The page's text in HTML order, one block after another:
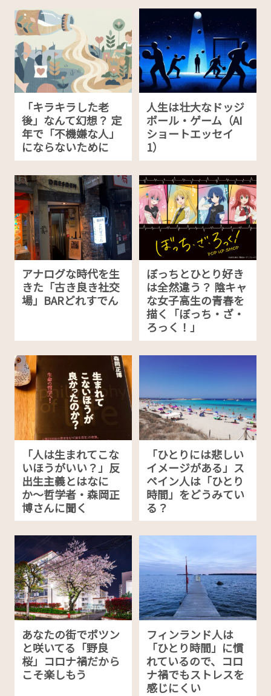
「キラキラした老
後」なんて幻想？ 定
年で「不機嫌な人」
にならないために
人生は壮大なドッジ
ボール・ゲーム（AI
ショートエッセイ
1）
アナログな時代を生
きた「古き良き社交
場」BARどれすでん
ぼっちとひとり好き
は全然違う？ 陰キャ
な女子高生の青春を
描く「ぼっち・ざ・
ろっく！」
「人は生まれてこな
いほうがいい？」反
出生主義とはなに
か〜哲学者・森岡正
博さんに聞く
「ひとりには悲しい
イメージがある」ス
ペイン人は「ひとり
時間」をどうみてい
る？
あなたの街でポツン
と咲いてる「野良
桜」コロナ禍だから
こそ楽しもう
フィンランド人は
「ひとり時間」に慣
れているので、コロ
ナ禍でもストレスを
感じにくい